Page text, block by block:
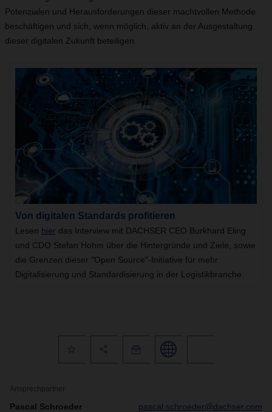
Potenzialen und Herausforderungen dieser machtvollen Methode
beschäftigen und sich, wenn möglich, aktiv an der Ausgestaltung
dieser digitalen Zukunft beteiligen.
Von digitalen Standards profitieren
Lesen hier das Interview mit DACHSER CEO Burkhard Eling
und CDO Stefan Hohm über die Hintergründe und Ziele, sowie
die Grenzen dieser "Open Source"-Initiative für mehr
Digitalisierung und Standardisierung in der Logistikbranche.
Ansprechpartner
Pascal Schroeder pascal.schroeder@dachser.com